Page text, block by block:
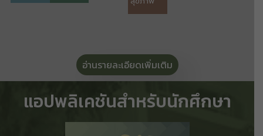
แอปพลิเคชันสำหรับนักศึกษา
อ่านรายละเอียดเพิ่มเติม